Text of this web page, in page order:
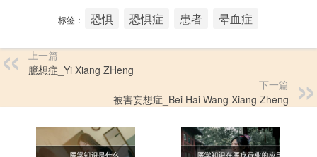
标签： 恐惧 恐惧症 患者 晕血症
上一篇
臆想症_Yi Xiang ZHeng
下一篇
被害妄想症_Bei Hai Wang Xiang Zheng